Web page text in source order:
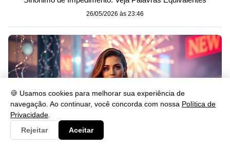
🍪 Usamos cookies para melhorar sua experiência de
navegação. Ao continuar, você concorda com nossa Política de
Privacidade
Rejeitar
Aceitar
26/05/2026 às 23:46